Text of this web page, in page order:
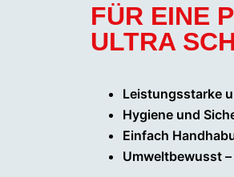
FÜR EINE
ULTRA
Leistungsstarke
Hygiene und
Einfach
Umweltbewusst